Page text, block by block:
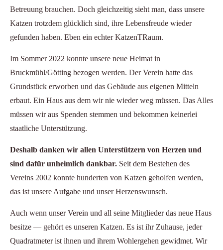
Betreuung brauchen. Doch gleichzeitig sieht man, dass unsere
Katzen trotzdem glücklich sind, ihre Lebensfreude wieder
gefunden haben. Eben ein echter KatzenTRaum.
Im Sommer 2022 konnte unsere neue Heimat in
Bruckmühl/Götting bezogen werden. Der Verein hatte das
Grundstück erworben und das Gebäude aus eigenen Mitteln
erbaut. Ein Haus aus dem wir nie wieder weg müssen. Das Alles
müssen wir aus Spenden stemmen und bekommen keinerlei
staatliche Unterstützung.
Deshalb danken wir allen Unterstützern von Herzen und
sind dafür unheimlich dankbar. Seit dem Bestehen des
Vereins 2002 konnte hunderten von Katzen geholfen werden,
das ist unsere Aufgabe und unser Herzenswunsch.
Auch wenn unser Verein und all seine Mitglieder das neue Haus
besitze — gehört es unseren Katzen. Es ist ihr Zuhause, jeder
Quadratmeter ist ihnen und ihrem Wohlergehen gewidmet. Wir